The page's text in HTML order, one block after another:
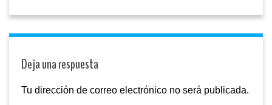
Deja una respuesta
Tu dirección de correo electrónico no será publicada.